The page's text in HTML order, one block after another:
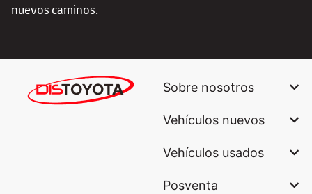
nuevos caminos.
Sobre nosotros
Vehículos nuevos
Vehículos usados
Posventa